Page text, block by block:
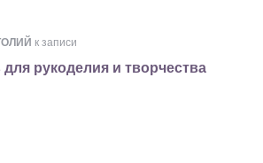
к записи
рукоделия и творчества